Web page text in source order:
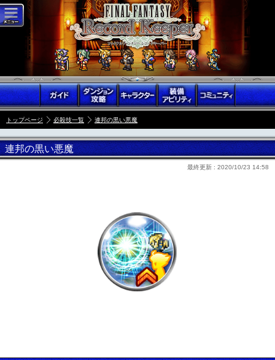
トップページ 必殺技一覧 連邦の黒い悪魔
連邦の黒い悪魔
最終更新 : 2020/10/23 14:58